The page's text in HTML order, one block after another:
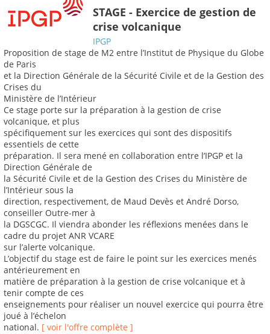
STAGE - Exercice de gestion de
crise volcanique
IPGP
Proposition de stage de M2 entre l’Institut de Physique du Globe
de Paris
et la Direction Générale de la Sécurité Civile et de la Gestion des
Crises du
Ministère de l’Intérieur
Ce stage porte sur la préparation à la gestion de crise
volcanique, et plus
spécifiquement sur les exercices qui sont des dispositifs
essentiels de cette
préparation. Il sera mené en collaboration entre l’IPGP et la
Direction Générale de
la Sécurité Civile et de la Gestion des Crises du Ministère de
l’Intérieur sous la
direction, respectivement, de Maud Devès et André Dorso,
conseiller Outre-mer à
la DGSCGC. Il viendra abonder les réflexions menées dans le
cadre du projet ANR VCARE
sur l’alerte volcanique.
L’objectif du stage est de faire le point sur les exercices menés
antérieurement en
matière de préparation à la gestion de crise volcanique et à
tenir compte de ces
enseignements pour réaliser un nouvel exercice qui pourra être
joué à l’échelon
national. [ voir l'offre complète ]